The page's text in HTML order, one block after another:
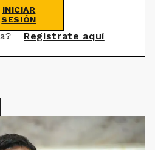
INICIAR
SESIÓN
Registrate aquí